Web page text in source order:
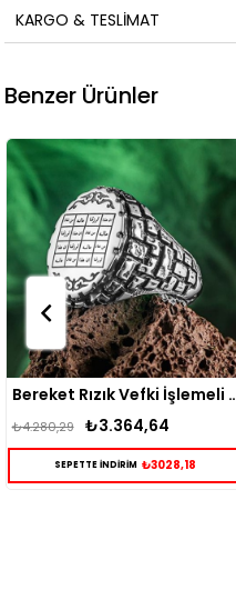
KARGO & TESLIMAT
Benzer Ürünler
Bereket Rızık Vefki İşlemeli Gümüş Yüzük
₺3028,18
₺3.724,99